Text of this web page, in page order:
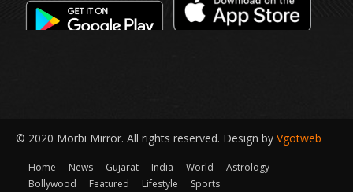
© 2020 Morbi Mirror. All rights reserved. Design by Vgotweb
Home News Gujarat India World
Astrology
Bollywood
Featured Lifestyle Sports